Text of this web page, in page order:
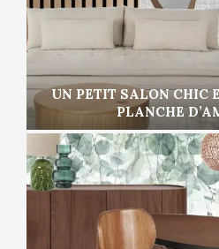
UN PETIT SALON CHIC
PLANCHE